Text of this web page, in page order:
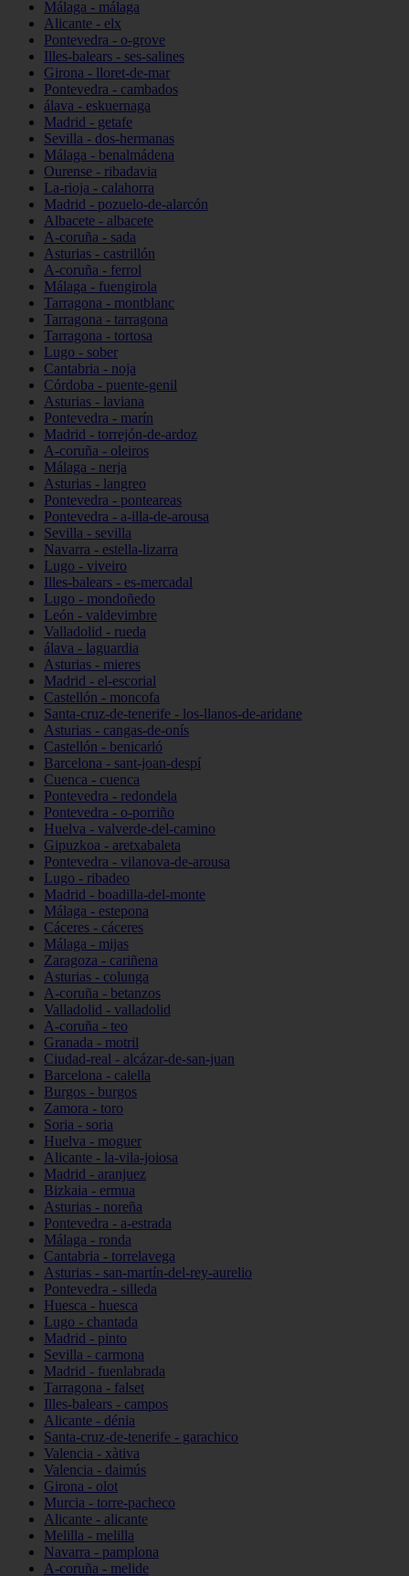
Málaga - málaga
Alicante - elx
Pontevedra - o-grove
Illes-balears - ses-salines
Girona - lloret-de-mar
Pontevedra - cambados
álava - eskuernaga
Madrid - getafe
Sevilla - dos-hermanas
Málaga - benalmádena
Ourense - ribadavia
La-rioja - calahorra
Madrid - pozuelo-de-alarcón
Albacete - albacete
A-coruña - sada
Asturias - castrillón
A-coruña - ferrol
Málaga - fuengirola
Tarragona - montblanc
Tarragona - tarragona
Tarragona - tortosa
Lugo - sober
Cantabria - noja
Córdoba - puente-genil
Asturias - laviana
Pontevedra - marín
Madrid - torrejón-de-ardoz
A-coruña - oleiros
Málaga - nerja
Asturias - langreo
Pontevedra - ponteareas
Pontevedra - a-illa-de-arousa
Sevilla - sevilla
Navarra - estella-lizarra
Lugo - viveiro
Illes-balears - es-mercadal
Lugo - mondoñedo
León - valdevimbre
Valladolid - rueda
álava - laguardia
Asturias - mieres
Madrid - el-escorial
Castellón - moncofa
Santa-cruz-de-tenerife - los-llanos-de-aridane
Asturias - cangas-de-onís
Castellón - benicarló
Barcelona - sant-joan-despí
Cuenca - cuenca
Pontevedra - redondela
Pontevedra - o-porriño
Huelva - valverde-del-camino
Gipuzkoa - aretxabaleta
Pontevedra - vilanova-de-arousa
Lugo - ribadeo
Madrid - boadilla-del-monte
Málaga - estepona
Cáceres - cáceres
Málaga - mijas
Zaragoza - cariñena
Asturias - colunga
A-coruña - betanzos
Valladolid - valladolid
A-coruña - teo
Granada - motril
Ciudad-real - alcázar-de-san-juan
Barcelona - calella
Burgos - burgos
Zamora - toro
Soria - soria
Huelva - moguer
Alicante - la-vila-joiosa
Madrid - aranjuez
Bizkaia - ermua
Asturias - noreña
Pontevedra - a-estrada
Málaga - ronda
Cantabria - torrelavega
Asturias - san-martín-del-rey-aurelio
Pontevedra - silleda
Huesca - huesca
Lugo - chantada
Madrid - pinto
Sevilla - carmona
Madrid - fuenlabrada
Tarragona - falset
Illes-balears - campos
Alicante - dénia
Santa-cruz-de-tenerife - garachico
Valencia - xàtiva
Valencia - daimús
Girona - olot
Murcia - torre-pacheco
Alicante - alicante
Melilla - melilla
Navarra - pamplona
A-coruña - melide